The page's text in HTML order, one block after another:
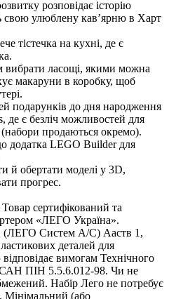
розповідає історію
свою улюблену кавʼярню в Харт
тістечка на кухні, де є
вибрати ласощі, якими можна
макаруни в коробку, що
подарунків до дня народження
де є безліч можливостей для
(набори продаються окремо).
додатка LEGO Builder для
й обертати моделі у 3D,
прогрес.
сертифікований та
«ЛЕГО Україна».
Систем А/С) Ааств 1,
деталей для
вимогам Технічного
САН ПІН 5.5.6.012-98. Чи не
Набір Лего не потребує
Мінімальний (або